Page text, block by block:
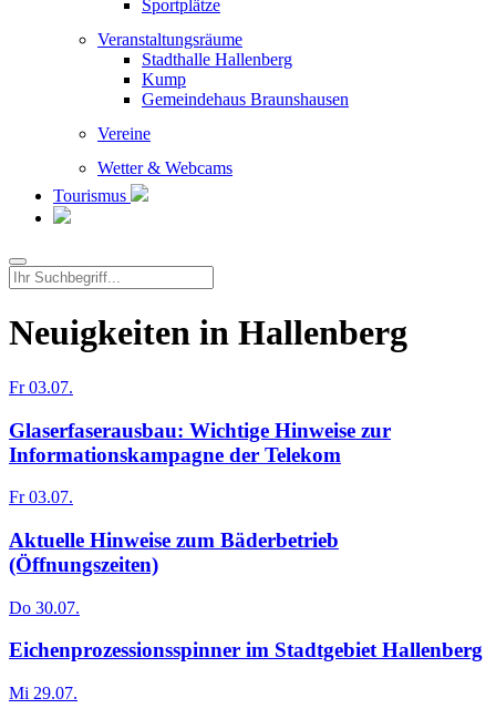
Sportplätze
Veranstaltungsräume
Stadthalle Hallenberg
Kump
Gemeindehaus Braunshausen
Vereine
Wetter & Webcams
Tourismus
Neuigkeiten in Hallenberg
Fr 03.07.
Glaserfaserausbau: Wichtige Hinweise zur
Informationskampagne der Telekom
Fr 03.07.
Aktuelle Hinweise zum Bäderbetrieb
(Öffnungszeiten)
Do 30.07.
Eichenprozessionsspinner im Stadtgebiet Hallenberg
Mi 29.07.